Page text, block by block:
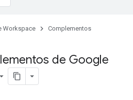
Workspace
Complementos
de Google